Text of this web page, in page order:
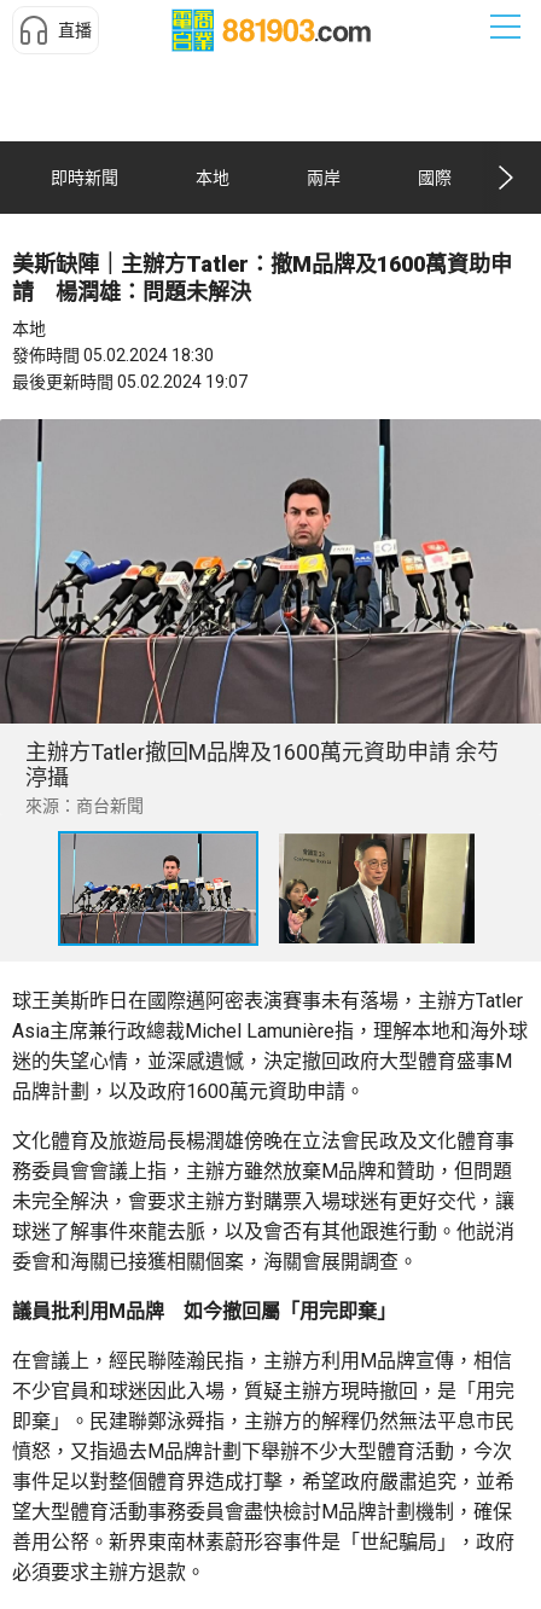
直播
即時新聞 本地 兩岸 國際
美斯缺陣｜主辦方Tatler：撤M品牌及1600萬資助申
請 楊潤雄：問題未解決
本地
發佈時間 05.02.2024 18:30
最後更新時間 05.02.2024 19:07
主辦方Tatler撤回M品牌及1600萬元資助申請 余芍
渟攝
來源：商台新聞
球王美斯昨日在國際邁阿密表演賽事未有落場，主辦方Tatler
Asia主席兼行政總裁Michel Lamunière指，理解本地和海外球
迷的失望心情，並深感遺憾，決定撤回政府大型體育盛事M
品牌計劃，以及政府1600萬元資助申請。
文化體育及旅遊局長楊潤雄傍晚在立法會民政及文化體育事
務委員會會議上指，主辦方雖然放棄M品牌和贊助，但問題
未完全解決，會要求主辦方對購票入場球迷有更好交代，讓
球迷了解事件來龍去脈，以及會否有其他跟進行動。他説消
委會和海關已接獲相關個案，海關會展開調查。
議員批利用M品牌 如今撤回屬「用完即棄」
在會議上，經民聯陸瀚民指，主辦方利用M品牌宣傳，相信
不少官員和球迷因此入場，質疑主辦方現時撤回，是「用完
即棄」。民建聯鄭泳舜指，主辦方的解釋仍然無法平息市民
憤怒，又指過去M品牌計劃下舉辦不少大型體育活動，今次
事件足以對整個體育界造成打擊，希望政府嚴肅追究，並希
望大型體育活動事務委員會盡快檢討M品牌計劃機制，確保
善用公帑。新界東南林素蔚形容事件是「世紀騙局」，政府
必須要求主辦方退款。